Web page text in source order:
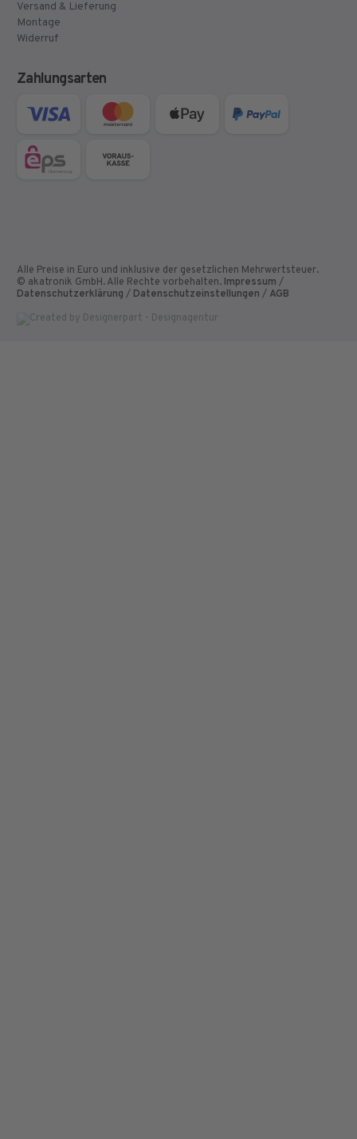
Versand & Lieferung
Montage
Widerruf
Zahlungsarten
Alle Preise in Euro und inklusive der gesetzlichen Mehrwertsteuer.
© akatronik GmbH. Alle Rechte vorbehalten. Impressum /
Datenschutzerklärung / Datenschutzeinstellungen / AGB